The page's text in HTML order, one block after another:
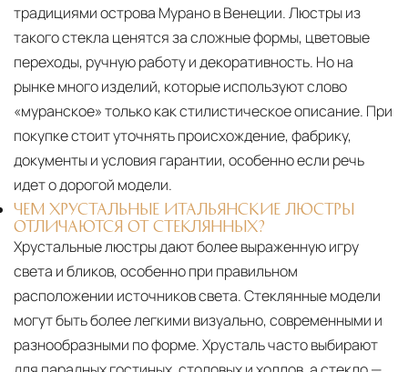
традициями острова Мурано в Венеции. Люстры из
такого стекла ценятся за сложные формы, цветовые
переходы, ручную работу и декоративность. Но на
рынке много изделий, которые используют слово
«муранское» только как стилистическое описание. При
покупке стоит уточнять происхождение, фабрику,
документы и условия гарантии, особенно если речь
идет о дорогой модели.
ЧЕМ ХРУСТАЛЬНЫЕ ИТАЛЬЯНСКИЕ ЛЮСТРЫ
ОТЛИЧАЮТСЯ ОТ СТЕКЛЯННЫХ?
Хрустальные люстры дают более выраженную игру
света и бликов, особенно при правильном
расположении источников света. Стеклянные модели
могут быть более легкими визуально, современными и
разнообразными по форме. Хрусталь часто выбирают